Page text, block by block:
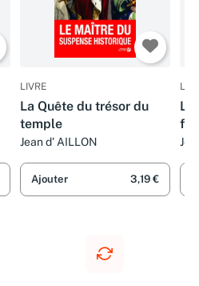
LIVRE
La Quête du trésor du
temple
Jean d' AILLON
Ajouter 3,19 €
Le
fer
du